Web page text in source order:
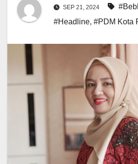
SEP 21, 2024
#Headline, #PDM Kota